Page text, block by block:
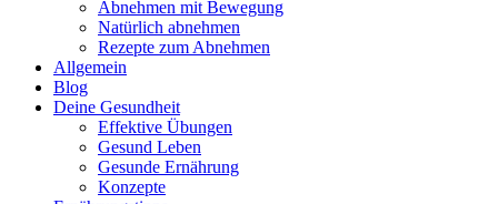
Abnehmen mit Bewegung
Natürlich abnehmen
Rezepte zum Abnehmen
Allgemein
Blog
Deine Gesundheit
Effektive Übungen
Gesund Leben
Gesunde Ernährung
Konzepte